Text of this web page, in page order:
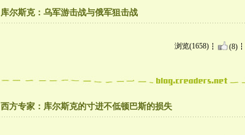
库尔斯克：乌军游击战与俄军狙击战
浏览(1658) (8)
西方专家：库尔斯克的寸进不低顿巴斯的损失